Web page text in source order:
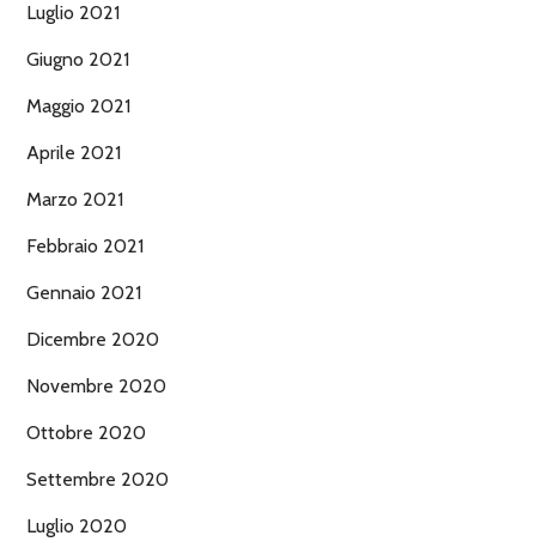
Luglio 2021
Giugno 2021
Maggio 2021
Aprile 2021
Marzo 2021
Febbraio 2021
Gennaio 2021
Dicembre 2020
Novembre 2020
Ottobre 2020
Settembre 2020
Luglio 2020